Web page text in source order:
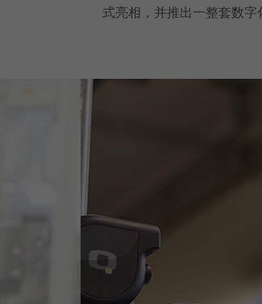
式亮相，并推出一整套数字